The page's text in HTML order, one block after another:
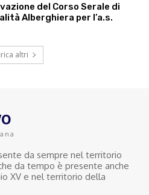
del Corso Serale di
Alberghiera per l’a.s.
altri
da sempre nel territorio
da tempo è presente anche
XV e nel territorio della